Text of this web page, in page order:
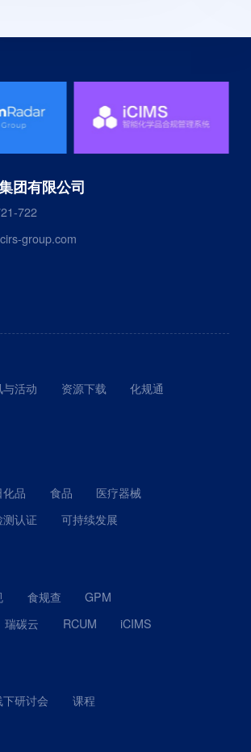
团有限公司
722
group.com
与活动 资源下载
化规通
化品 食品
医疗器械
测认证 可持续发展
食规查
GPM
瑞碳云 RCUM iCIMS
下研讨会 课程